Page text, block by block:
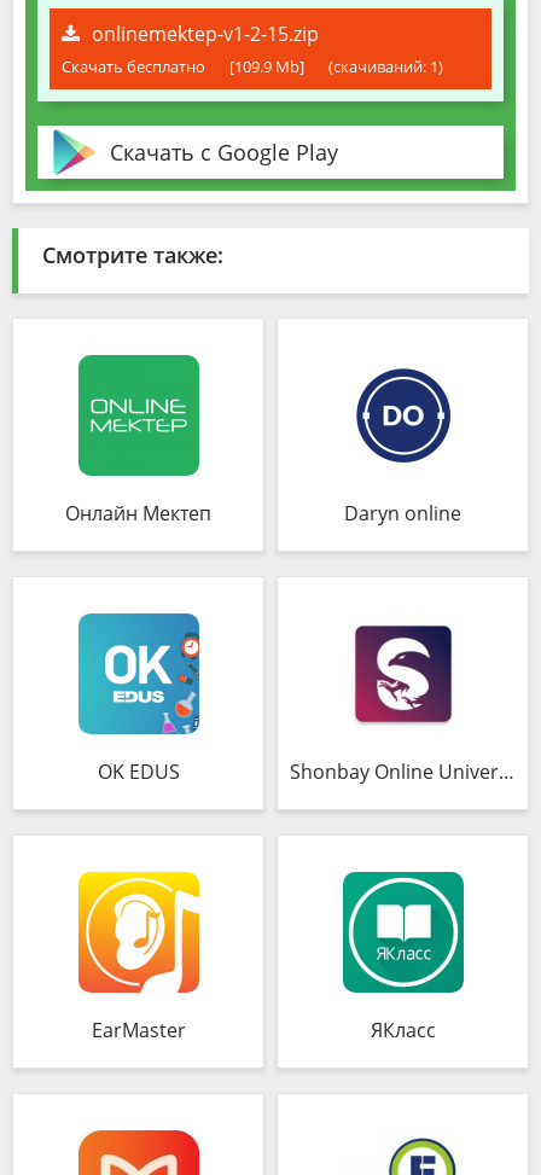
onlinemektep-v1-2-15.zip
Скачать бесплатно [109.9 Mb] (cкачиваний: 1)
Скачать с Google Play
Смотрите также:
Онлайн Мектеп Daryn online
OK EDUS Shonbay Online University
EarMaster ЯКласс